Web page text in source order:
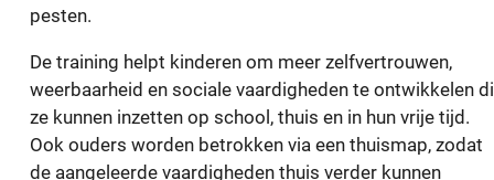
pesten.
De training helpt kinderen om meer zelfvertrouwen,
weerbaarheid en sociale vaardigheden te ontwikkelen
ze kunnen inzetten op school, thuis en in hun vrije tijd.
Ook ouders worden betrokken via een thuismap, zodat
de aangeleerde vaardigheden thuis verder kunnen